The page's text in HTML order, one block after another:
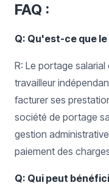
FAQ :
Q: Qu'est-ce que
R: Le portage
travailleur
facturer ses
société de portage
gestion
paiement des
Q: Qui peut